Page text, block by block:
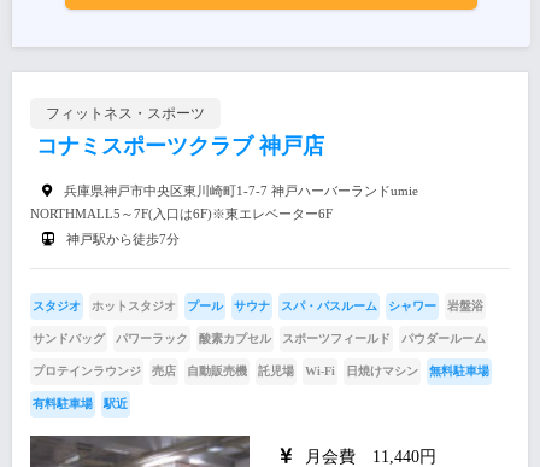
フィットネス・スポーツ
コナミスポーツクラブ 神戸店
兵庫県神戸市中央区東川崎町1-7-7 神戸ハーバーランドumie
NORTHMALL5～7F(入口は6F)※東エレベーター6F
神戸駅から徒歩7分
スタジオ ホットスタジオ プール サウナ スパ・バスルーム シャワー 岩盤浴
サンドバッグ パワーラック 酸素カプセル スポーツフィールド パウダールーム
プロテインラウンジ 売店 自動販売機 託児場 Wi-Fi 日焼けマシン 無料駐車場
有料駐車場 駅近
月会費 11,440円